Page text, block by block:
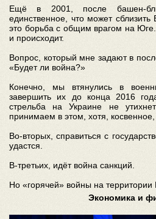
Ещё в 2001, после башен-
единственное, что может
это борьба с общим врагом на
и происходит.
Вопрос, который мне задают в
«Будет ли война?»
Конечно, мы втянулись в
завершить их до конца 2016
стрельба на Украине не
принимаем в этом, хотя, косвенное,
Во-вторых, справиться с
удастся.
В-третьих, идёт война санкций.
Но «горячей» войны на территории
Экономика и